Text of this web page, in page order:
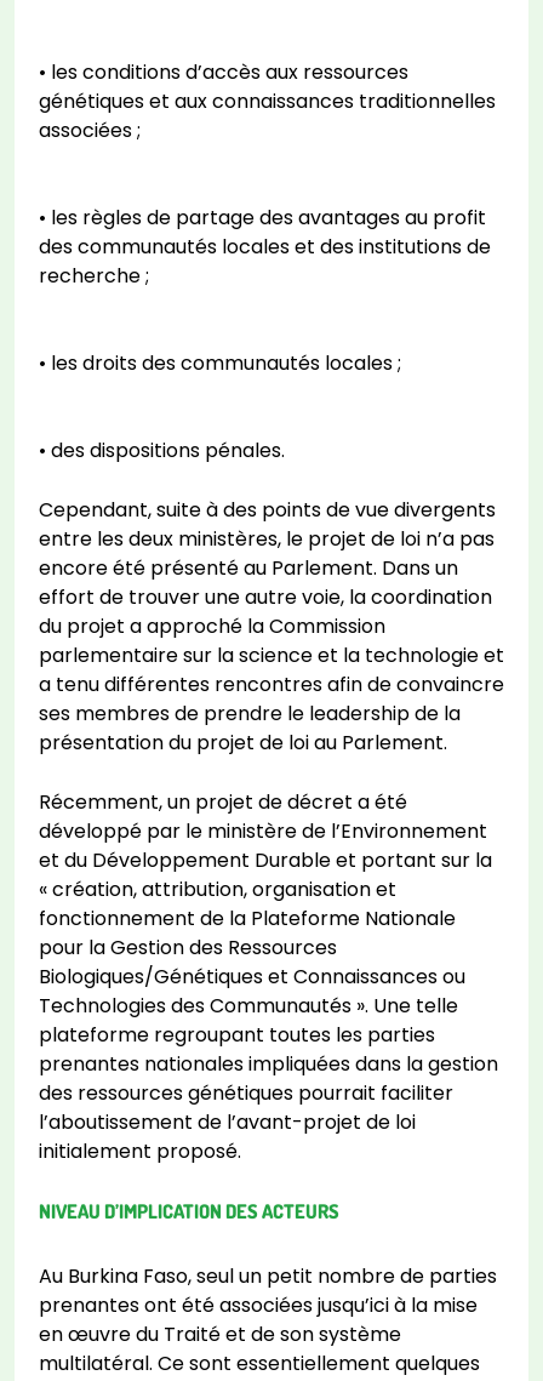
• les conditions d’accès aux ressources
génétiques et aux connaissances traditionnelles
associées ;
• les règles de partage des avantages au profit
des communautés locales et des institutions de
recherche ;
• les droits des communautés locales ;
• des dispositions pénales.
Cependant, suite à des points de vue divergents
entre les deux ministères, le projet de loi n’a pas
encore été présenté au Parlement. Dans un
effort de trouver une autre voie, la coordination
du projet a approché la Commission
parlementaire sur la science et la technologie et
a tenu différentes rencontres afin de convaincre
ses membres de prendre le leadership de la
présentation du projet de loi au Parlement.
Récemment, un projet de décret a été
développé par le ministère de l’Environnement
et du Développement Durable et portant sur la
« création, attribution, organisation et
fonctionnement de la Plateforme Nationale
pour la Gestion des Ressources
Biologiques/Génétiques et Connaissances ou
Technologies des Communautés ». Une telle
plateforme regroupant toutes les parties
prenantes nationales impliquées dans la gestion
des ressources génétiques pourrait faciliter
l’aboutissement de l’avant-projet de loi
initialement proposé.
NIVEAU D’IMPLICATION DES ACTEURS
Au Burkina Faso, seul un petit nombre de parties
prenantes ont été associées jusqu’ici à la mise
en œuvre du Traité et de son système
multilatéral. Ce sont essentiellement quelques